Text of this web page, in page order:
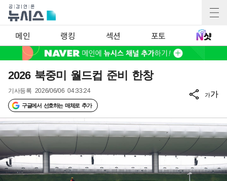
메인 랭킹 섹션 포토
2026 북중미 월드컵 준비 한창
기사등록 2026/06/06 04:33:24
구글에서 선호하는 매체로 추가
가가